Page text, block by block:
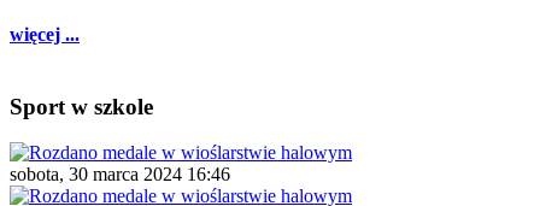
więcej ...
Sport w szkole
sobota, 30 marca 2024 16:46